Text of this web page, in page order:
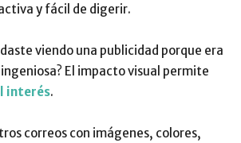
y fácil de digerir.
viendo una publicidad porque era
El impacto visual permite
interés.
correos con imágenes, colores,